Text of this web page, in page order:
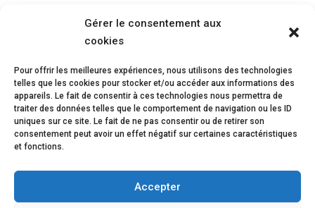
Gérer le consentement aux
cookies
Pour offrir les meilleures expériences, nous utilisons des technologies
telles que les cookies pour stocker et/ou accéder aux informations des
appareils. Le fait de consentir à ces technologies nous permettra de
traiter des données telles que le comportement de navigation ou les ID
uniques sur ce site. Le fait de ne pas consentir ou de retirer son
consentement peut avoir un effet négatif sur certaines caractéristiques
et fonctions.
Accepter
Contact
Mentions légales
Mise à jour 12/2025
Inscrivez-vous à notre newsletter